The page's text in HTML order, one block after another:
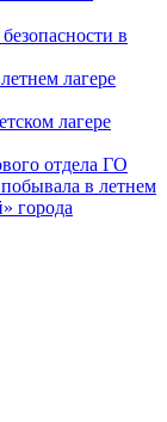
в
лагере
лагере
отдела ГО
в летнем
города